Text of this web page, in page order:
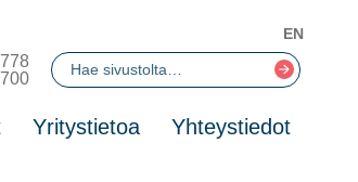
Yritystietoa Yhteystiedot
EN